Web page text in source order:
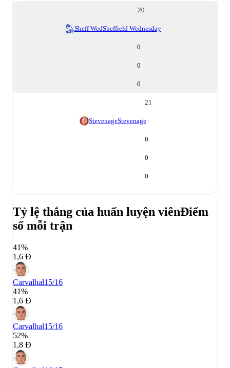
20
Sheff WedSheffield Wednesday
0
0
0
21
StevenageStevenage
0
0
0
Tỷ lệ thắng của huấn luyện viênĐiểm
số mỗi trận
41%
1,6 Đ
Carvalhal15/16
41%
1,6 Đ
Carvalhal15/16
52%
1,8 Đ